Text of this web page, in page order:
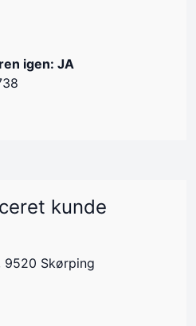
igen: JA
kunde
9520 Skørping